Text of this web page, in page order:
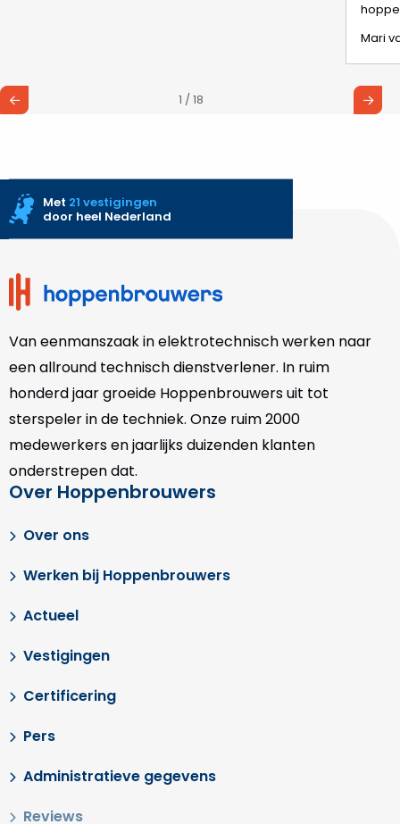
Mari
1 / 18
Site
Met 21 vestigingen
door heel Nederland
Van eenmanszaak in elektrotechnisch werken naar
een allround technisch dienstverlener. In ruim
honderd jaar groeide Hoppenbrouwers uit tot
sterspeler in de techniek. Onze ruim 2000
medewerkers en jaarlijks duizenden klanten
onderstrepen dat.
Over Hoppenbrouwers
Over ons
Werken bij Hoppenbrouwers
Actueel
Vestigingen
Certificering
Pers
Administratieve gegevens
Reviews